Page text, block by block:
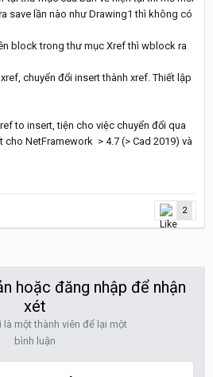
save lần nào như Drawing1 thì không có
block trong thư mục Xref thì wblock ra
chuyển đổi insert thành xref. Thiết lập
to insert, tiện cho việc chuyển đổi qua
cho NetFramework > 4.7 (> Cad 2019) và
2
hoặc đăng nhập để nhận
xét
là một thành viên để lại một
bình luận